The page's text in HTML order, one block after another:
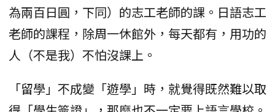
為兩百日圓，下同）的志工老師的課。日語志工
老師的課程，除周一休館外，每天都有，用功的
人（不是我）不怕沒課上。
「留學」不成變「遊學」時，就覺得既然難以取